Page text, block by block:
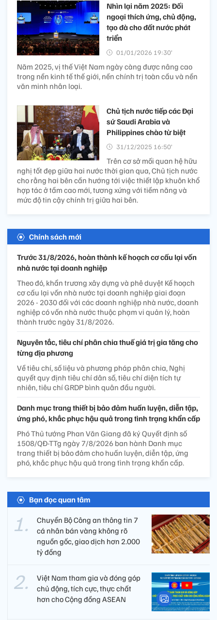
Nhìn lại năm 2025: Đối
ngoại thích ứng, chủ động,
tạo đà cho đất nước phát
triển
01/01/2026 19:30’
Năm 2025, vị thế Việt Nam ngày càng được nâng cao
trong nền kinh tế thế giới, nền chính trị toàn cầu và nền
văn minh nhân loại.
Chủ tịch nước tiếp các Đại
sứ Saudi Arabia và
Philippines chào từ biệt
31/12/2025 16:50’
Trên cơ sở mối quan hệ hữu
nghị tốt đẹp giữa hai nước thời gian qua, Chủ tịch nước
cho rằng hai bên cần hướng tới việc thiết lập khuôn khổ
hợp tác ở tầm cao mới, tương xứng với tiềm năng và
mức độ tin cậy chính trị giữa hai bên.
Chính sách mới
Trước 31/8/2026, hoàn thành kế hoạch cơ cấu lại vốn
nhà nước tại doanh nghiệp
Theo đó, khẩn trương xây dựng và phê duyệt Kế hoạch
cơ cấu lại vốn nhà nước tại doanh nghiệp giai đoạn
2026 - 2030 đối với các doanh nghiệp nhà nước, doanh
nghiệp có vốn nhà nước thuộc phạm vi quản lý, hoàn
thành trước ngày 31/8/2026.
Nguyên tắc, tiêu chí phân chia thuế giá trị gia tăng cho
từng địa phương
Về tiêu chí, số liệu và phương pháp phân chia, Nghị
quyết quy định tiêu chí dân số, tiêu chí diện tích tự
nhiên, tiêu chí GRDP bình quân đầu người.
Danh mục trang thiết bị bảo đảm huấn luyện, diễn tập,
ứng phó, khắc phục hậu quả trong tình trạng khẩn cấp
Phó Thủ tướng Phan Văn Giang đã ký Quyết định số
1508/QĐ-TTg ngày 7/8/2026 ban hành Danh mục
trang thiết bị bảo đảm cho huấn luyện, diễn tập, ứng
phó, khắc phục hậu quả trong tình trạng khẩn cấp.
Bạn đọc quan tâm
Chuyển Bộ Công an thông tin 7
cá nhân bán vàng không rõ
nguồn gốc, giao dịch hơn 2.000
tỷ đồng
Việt Nam tham gia và đóng góp
chủ động, tích cực, thực chất
hơn cho Cộng đồng ASEAN